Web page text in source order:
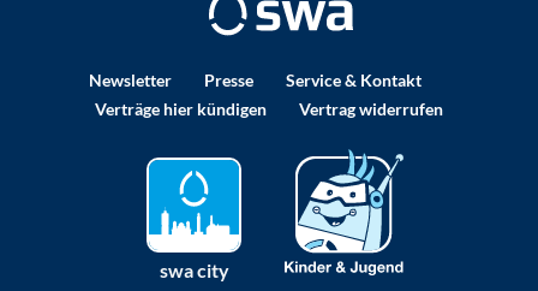
Newsletter Presse
Service & Kontakt
Verträge hier kündigen
Vertrag widerrufen
swa city